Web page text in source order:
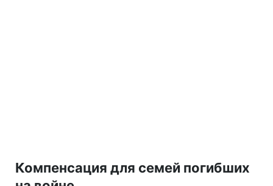
Компенсация для семей погибших